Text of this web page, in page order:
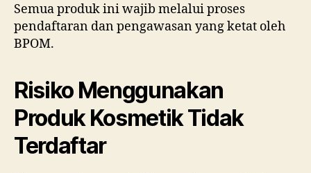
Semua produk ini wajib melalui proses
pendaftaran dan pengawasan yang ketat oleh
BPOM.
Risiko Menggunakan
Produk Kosmetik Tidak
Terdaftar